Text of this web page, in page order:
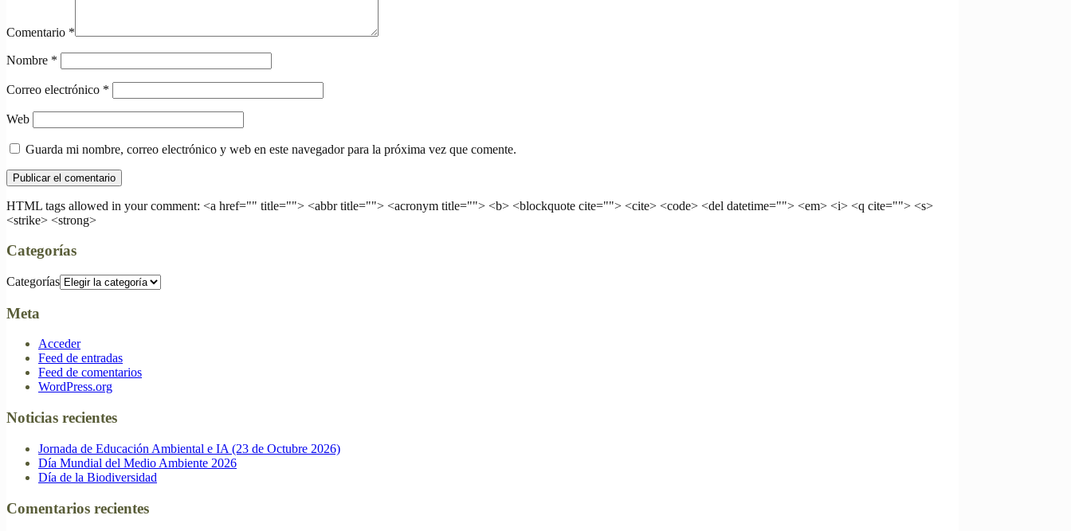
Comentario *
Nombre *
Correo electrónico *
Web
Guarda mi nombre, correo electrónico y web en este navegador para la próxima vez que comente.
HTML tags allowed in your comment: <a href="" title=""> <abbr title=""> <acronym title=""> <b> <blockquote cite=""> <cite> <code> <del datetime=""> <em> <i> <q cite=""> <s>
<strike> <strong>
Categorías
Categorías
Meta
Acceder
Feed de entradas
Feed de comentarios
WordPress.org
Noticias recientes
Jornada de Educación Ambiental e IA (23 de Octubre 2026)
Día Mundial del Medio Ambiente 2026
Día de la Biodiversidad
Comentarios recientes